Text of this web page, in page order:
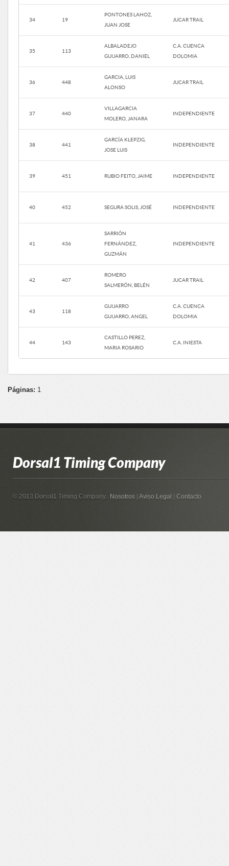
34 19
PONTONES LAHOZ,
JUAN JOSE
JUCAR TRAIL
35 113
ALBALADEJO
GUIJARRO, DANIEL
C.A. CUENCA
DOLOMIA
36 448
GARCIA, LUIS
ALONSO
JUCAR TRAIL
37 440
VILLAGARCIA
MOLERO, JANARA
INDEPENDIENTE
38 441
GARCÍA KLEPZIG,
JOSE LUIS
INDEPENDIENTE
39 451 RUBIO FEITO, JAIME INDEPENDIENTE
40 452 SEGURA SOLIS, JOSÉ INDEPENDIENTE
41 436
SARRIÓN
FERNÁNDEZ,
GUZMÁN
INDEPENDIENTE
42 407
ROMERO
SALMERÓN, BELÉN
JUCAR TRAIL
43 118
GUIJARRO
GUIJARRO, ANGEL
C.A. CUENCA
DOLOMIA
44 143
CASTILLO PEREZ,
MARIA ROSARIO
C.A. INIESTA
Páginas: 1
Dorsal1 Timing Company
© 2013 Dorsal1 Timing Company. Nosotros Aviso Legal Contacto